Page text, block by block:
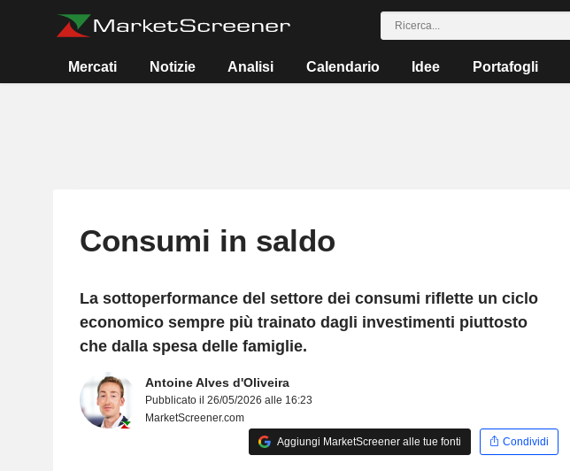
Mercati Notizie Analisi Calendario Idee Portafogli
Consumi in saldo
La sottoperformance del settore dei consumi riflette un ciclo
economico sempre più trainato dagli investimenti piuttosto
che dalla spesa delle famiglie.
Antoine Alves d'Oliveira
Pubblicato il 26/05/2026 alle 16:23
MarketScreener.com
Aggiungi MarketScreener alle tue fonti
Condividi